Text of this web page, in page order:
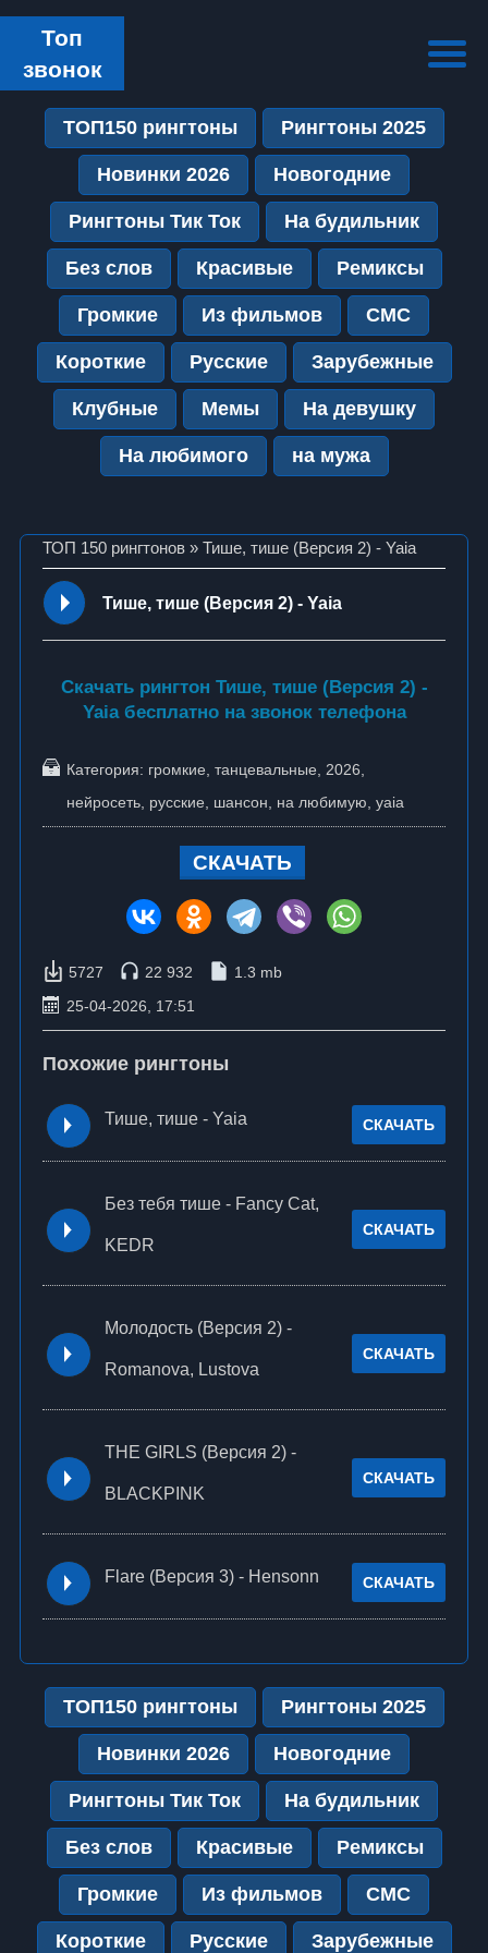
Топ
звонок
ТОП150 рингтоны Рингтоны 2025
Новинки 2026 Новогодние
Рингтоны Тик Ток На будильник
Без слов Красивые Ремиксы
Громкие Из фильмов СМС
Короткие Русские Зарубежные
Клубные Мемы На девушку
На любимого на мужа
ТОП 150 рингтонов » Тише, тише (Версия 2) - Yaia
Тише, тише (Версия 2) - Yaia
Скачать рингтон Тише, тише (Версия 2) -
Yaia бесплатно на звонок телефона
Категория: громкие танцевальные 2026
нейросеть русские шансон на любимую yaia
СКАЧАТЬ
5727 22 932
1.3 mb
25-04-2026, 17:51
Похожие рингтоны
Тише, тише - Yaia СКАЧАТЬ
Без тебя тише - Fancy Cat,
KEDR
СКАЧАТЬ
Молодость (Версия 2) -
Romanova, Lustova
СКАЧАТЬ
THE GIRLS (Версия 2) -
BLACKPINK
СКАЧАТЬ
Flare (Версия 3) - Hensonn СКАЧАТЬ
ТОП150 рингтоны Рингтоны 2025
Новинки 2026 Новогодние
Рингтоны Тик Ток На будильник
Без слов Красивые Ремиксы
Громкие Из фильмов СМС
Короткие Русские Зарубежные